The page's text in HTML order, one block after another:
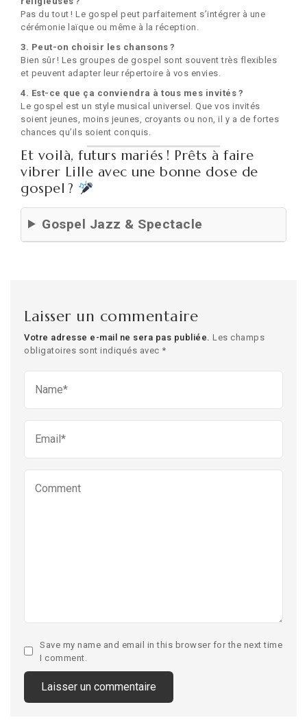
Pas du tout ! Le gospel peut parfaitement s’intégrer à une
cérémonie laïque ou même à la réception.
3. Peut-on choisir les chansons ?
Bien sûr ! Les groupes de gospel sont souvent très flexibles
et peuvent adapter leur répertoire à vos envies.
4. Est-ce que ça conviendra à tous mes invités ?
Le gospel est un style musical universel. Que vos invités
soient jeunes, moins jeunes, croyants ou non, il y a de fortes
chances qu’ils soient conquis.
Et voilà, futurs mariés ! Prêts à faire
vibrer Lille avec une bonne dose de
gospel ?
Gospel Jazz & Spectacle
Laisser un commentaire
Votre adresse e-mail ne sera pas publiée. Les champs
obligatoires sont indiqués avec *
Save my name and email in this browser for the next time
I comment.